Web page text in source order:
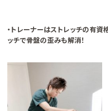
・トレーナーはストレッチの有
ッチで骨盤の歪みも解消！